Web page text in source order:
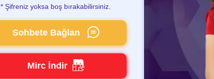
* Şifreniz yoksa boş bırakabilirsiniz.
Sohbete Bağlan
Mirc İndir